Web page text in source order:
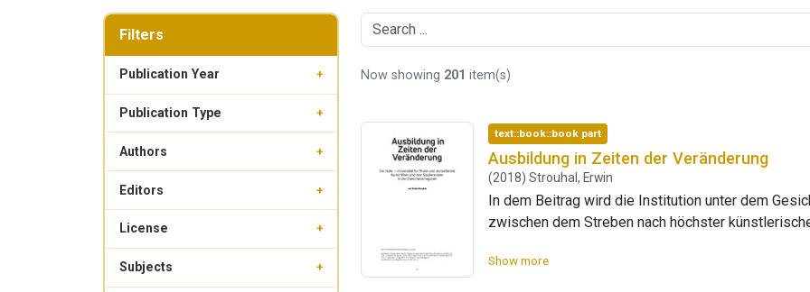
Filters
Publication Year +
Publication Type +
Authors +
Editors +
License +
Subjects +
Now showing 201 item(s)
text::book::book part
Ausbildung in Zeiten der Veränderung
(2018) Strouhal, Erwin
In dem Beitrag wird die Institution unter dem
zwischen dem Streben nach höchster
Gruppe der Studierenden untersucht, wobei der
Show more